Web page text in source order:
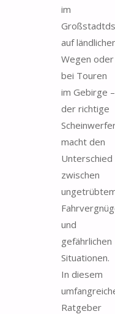
im
auf
Wegen oder
bei Touren
im Gebirge –
der richtige
macht den
Unterschied
zwischen
und
gefährlichen
Situationen.
In diesem
Ratgeber